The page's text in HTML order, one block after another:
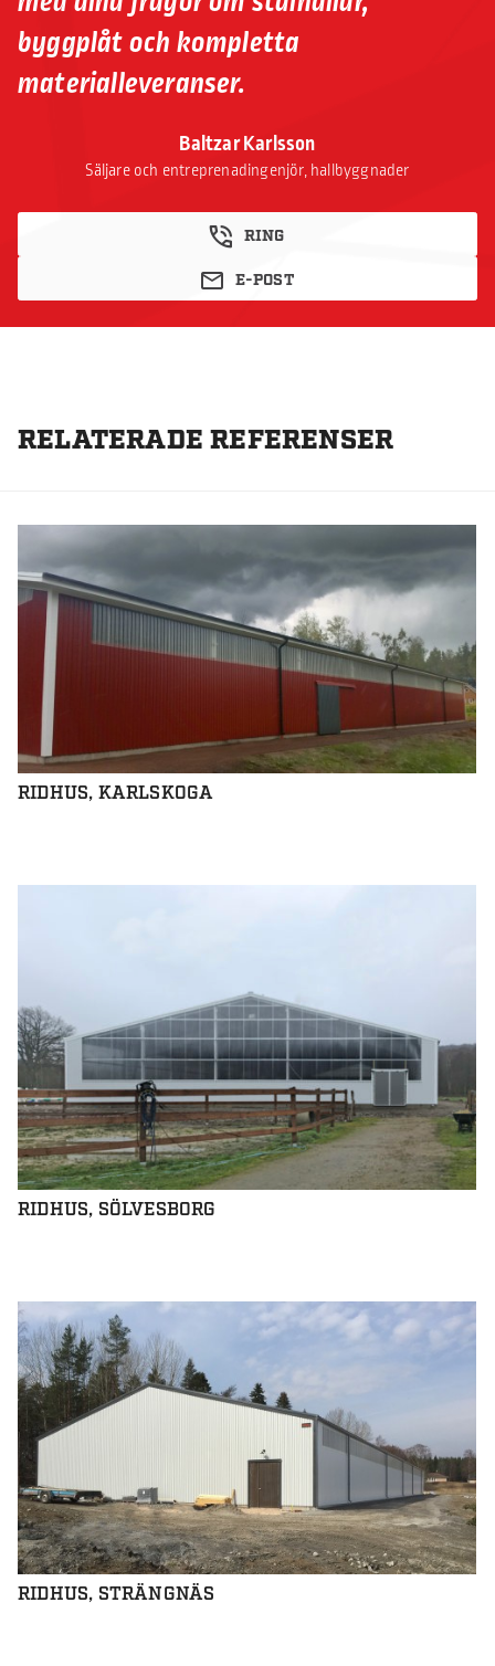
Baltzar Karlsson
Säljare och entreprenadingenjör, hallbyggnader
RING
E-POST
byggplåt och kompletta
materialleveranser.
RELATERADE REFERENSER
RIDHUS, KARLSKOGA
RIDHUS, SÖLVESBORG
RIDHUS, STRÄNGNÄS